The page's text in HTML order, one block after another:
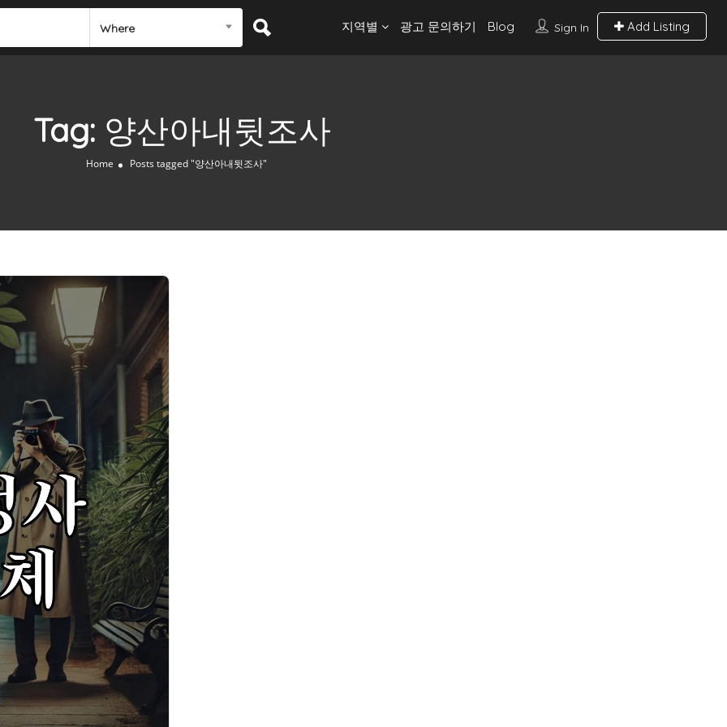
Where Sign In Add Listing
지역별 광고 문의하기 Blog
Tag: 양산아내뒷조사
Home Posts tagged "양산아내뒷조사"